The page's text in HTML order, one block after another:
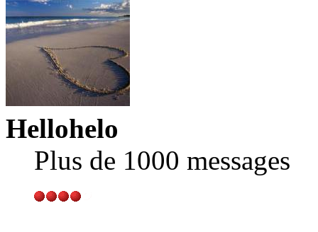
Hellohelo
Plus de 1000 messages